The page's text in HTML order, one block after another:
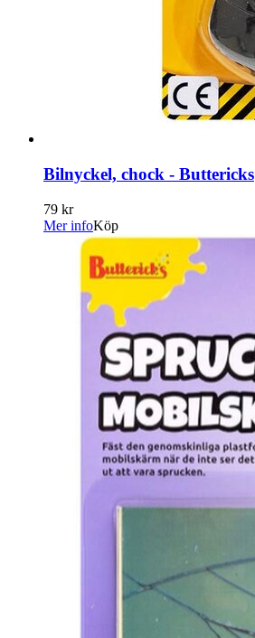
Bilnyckel, chock - Buttericks
79 kr
Mer infoKöp